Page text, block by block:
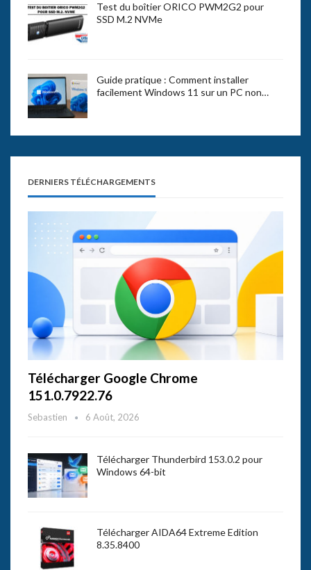
Test du boîtier ORICO PWM2G2 pour
SSD M.2 NVMe
Guide pratique : Comment installer
facilement Windows 11 sur un PC non…
DERNIERS TÉLÉCHARGEMENTS
Télécharger Google Chrome
151.0.7922.76
Sebastien 6 Août, 2026
Télécharger Thunderbird 153.0.2 pour
Windows 64-bit
Télécharger AIDA64 Extreme Edition
8.35.8400